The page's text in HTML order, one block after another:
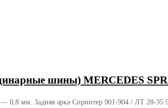
шины) MERCEDES
0,8 мм. Задняя арка Спринтер 901-904 / ЛТ 28-35